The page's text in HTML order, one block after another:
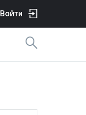
Войти